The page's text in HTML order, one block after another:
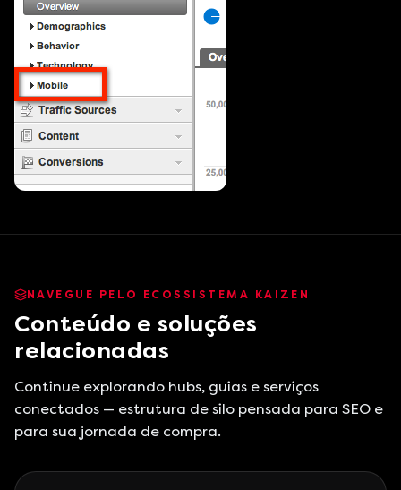
NAVEGUE PELO ECOSSISTEMA KAIZEN
Conteúdo e soluções
relacionadas
Continue explorando hubs, guias e serviços
conectados — estrutura de silo pensada para SEO e
para sua jornada de compra.